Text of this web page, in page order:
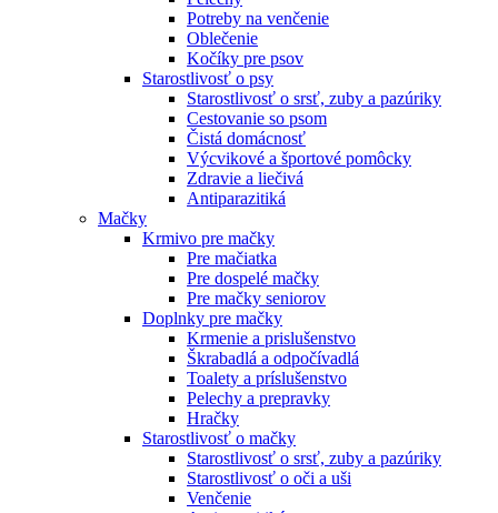
Potreby na venčenie
Oblečenie
Kočíky pre psov
Starostlivosť o psy
Starostlivosť o srsť, zuby a pazúriky
Cestovanie so psom
Čistá domácnosť
Výcvikové a športové pomôcky
Zdravie a liečivá
Antiparazitiká
Mačky
Krmivo pre mačky
Pre mačiatka
Pre dospelé mačky
Pre mačky seniorov
Doplnky pre mačky
Krmenie a prislušenstvo
Škrabadlá a odpočívadlá
Toalety а príslušenstvo
Pelechy a prepravky
Hračky
Starostlivosť o mačky
Starostlivosť o srsť, zuby a pazúriky
Starostlivosť o oči a uši
Venčenie